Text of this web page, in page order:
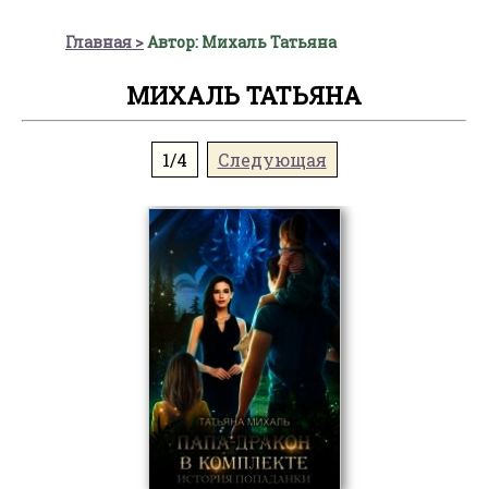
Главная Автор: Михаль Татьяна
МИХАЛЬ ТАТЬЯНА
1/4 Следующая